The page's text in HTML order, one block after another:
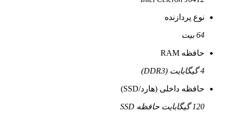
نوع پردازنده
64 بیت
حافظه RAM
4 گیگابایت (DDR3)
حافظه داخلی (هارد/SSD)
120 گیگابایت حافظه SSD